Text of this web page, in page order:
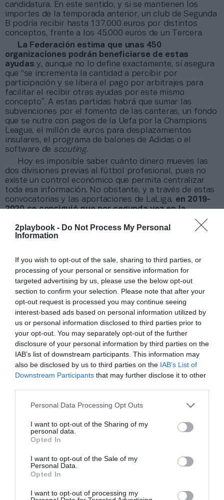
2playbook - Do Not Process My Personal
Information
If you wish to opt-out of the sale, sharing to third parties, or
processing of your personal or sensitive information for
targeted advertising by us, please use the below opt-out
section to confirm your selection. Please note that after your
opt-out request is processed you may continue seeing
interest-based ads based on personal information utilized by
us or personal information disclosed to third parties prior to
your opt-out. You may separately opt-out of the further
disclosure of your personal information by third parties on the
IAB’s list of downstream participants. This information may
also be disclosed by us to third parties on the IAB’s List of
Downstream Participants that may further disclose it to other
Personal Data Processing Opt Outs
I want to opt-out of the Sharing of my
personal data.
Opted In
I want to opt-out of the Sale of my
Personal Data.
Opted In
I want to opt-out of processing my
Índex 2P
Federaciones
candidatura. En este sentido, y si se mantienen los
importes de la temporada anterior, un club de Segunda
B podría recibir hasta 137.000 euros por distintos
conceptos, frente a los 45.000 euros de un Tercera.
La Federación estima que unas 450
organizaciones podrán beneficiarse de estas
ayudas y, aunque no lo define exactamente, sí asegura
que “se incrementa la cantidad a percibir por
participación y se libera el pago por arbitrajes para
facilitar el recibir otras ayudas por este mismo
concepto”. A estas partidas habrá que sumar las
subvenciones por el fomento de las canteras, un fondo
que se nutre con pagos de la Uefa por la Champions
League, el millón de euros para desplazamientos
insulares, el programa de balones de Adidas o el
software de scouting.
Hoy es imposible saber cuánto dinero mueves las
dos divisiones previas al fútbol profesional, pues no
existe un control económico que permita centralizar
toda esa información. No obstante, y a través de estas
convocatorias y las aportaciones de LaLiga, en 2019-
2020 se consiguió que por segunda vez en la
denuncias por impagos.
de forma gratuita
Mantente informado con las últimas noticias de actualidad.
ACTIVAR AHORA
Compartir
Imprimir